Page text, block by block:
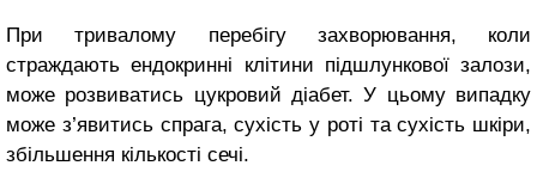
При тривалому перебігу захворю­вання, коли
страждають ендокринні клітини підшлункової залози,
може розвиватись цукровий діабет. У цьо­му випадку
може з’явитись спра­га, сухість у роті та сухість шкіри,
збільшення кількості сечі.